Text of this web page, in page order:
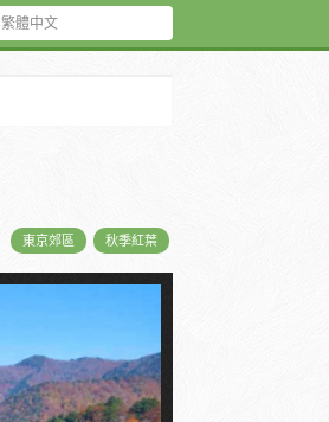
繁體中文
東京郊區 秋季紅葉